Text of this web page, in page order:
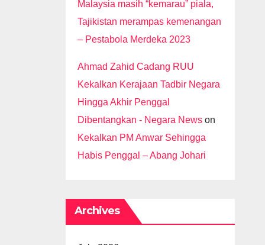
Malaysia masih “kemarau” piala,
Tajikistan merampas kemenangan
– Pestabola Merdeka 2023
Ahmad Zahid Cadang RUU
Kekalkan Kerajaan Tadbir Negara
Hingga Akhir Penggal
Dibentangkan - Negara Newson
Kekalkan PM Anwar Sehingga
Habis Penggal – Abang Johari
Archives